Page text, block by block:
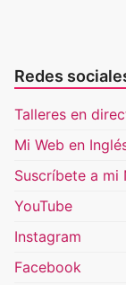
Redes
Talleres en
Mi Web en
Suscríbete a mi
YouTube
Instagram
Facebook